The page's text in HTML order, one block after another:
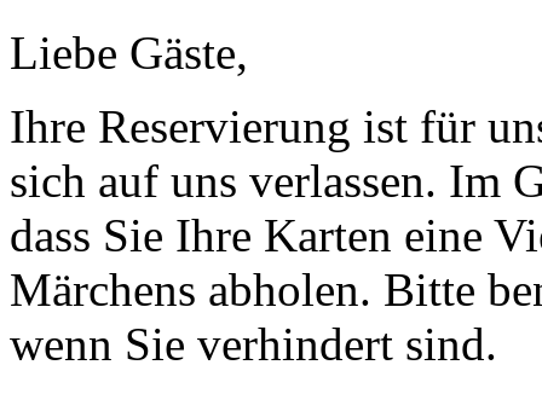
Liebe Gäste,
Ihre Reservierung ist für
sich auf uns verlassen. Im
dass Sie Ihre Karten eine
Märchens abholen. Bitte
wenn Sie verhindert sind.